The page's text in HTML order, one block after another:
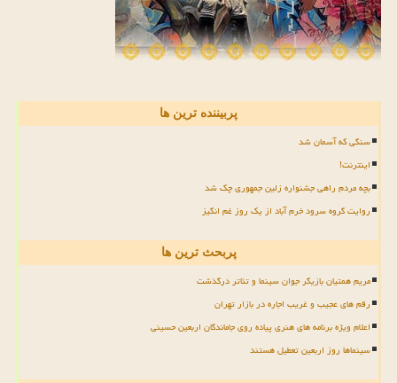
پربیننده ترین ها
سنگی که آسمان شد
اینترنت!
بچه مردم راهی جشنواره زلین جمهوری چک شد
روایت گروه سرود خرم آباد از یک روز غم انگیز
پربحث ترین ها
مریم همتیان بازیگر جوان سینما و تئاتر درگذشت
رقم های عجیب و غریب اجاره در بازار تهران
اعلام ویژه برنامه های هنری پیاده روی جاماندگان اربعین حسینی
سینماها روز اربعین تعطیل هستند